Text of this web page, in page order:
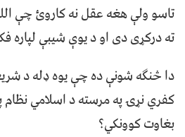
تاسو ولې هغه عقل نه کاروئ چې
ته درکړی دی او د یوې شیبې لپاره
دا څنګه شونې ده چې یوه ډله د
کفري نړۍ په مرسته د اسلامي
بغاوت کوونکي؟